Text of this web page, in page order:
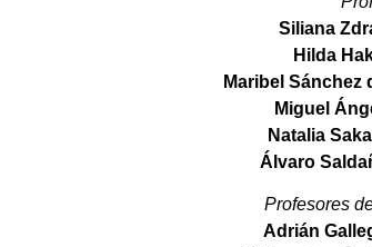
Siliana
Hilda
Maribel Sánchez
Miguel
Natalia
Álvaro
Profesores
Adrián